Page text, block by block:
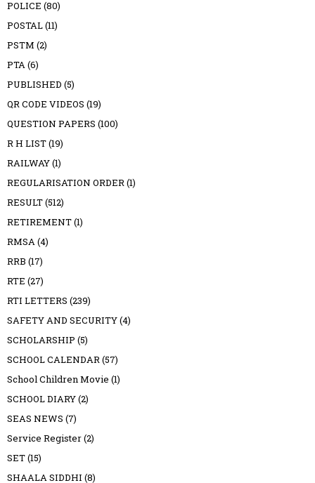
POLICE (80)
POSTAL(11)
PSTM (2)
PTA (6)
PUBLISHED (5)
QR CODE VIDEOS (19)
QUESTION PAPERS (100)
R H LIST(19)
RAILWAY(1)
REGULARISATION ORDER (1)
RESULT(512)
RETIREMENT(1)
RMSA (4)
RRB (17)
RTE (27)
RTI LETTERS (239)
SAFETY AND SECURITY(4)
SCHOLARSHIP (5)
SCHOOL CALENDAR (57)
School Children Movie (1)
SCHOOL DIARY(2)
SEAS NEWS (7)
Service Register(2)
SET(15)
SHAALA SIDDHI (8)